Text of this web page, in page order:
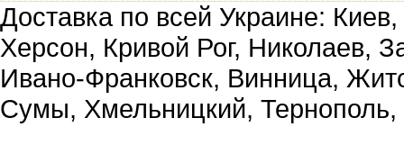
Доставка по всей Украине:
Херсон, Кривой Рог, Николаев,
Ивано-Франковск, Винница,
Сумы, Хмельницкий, Тернополь,